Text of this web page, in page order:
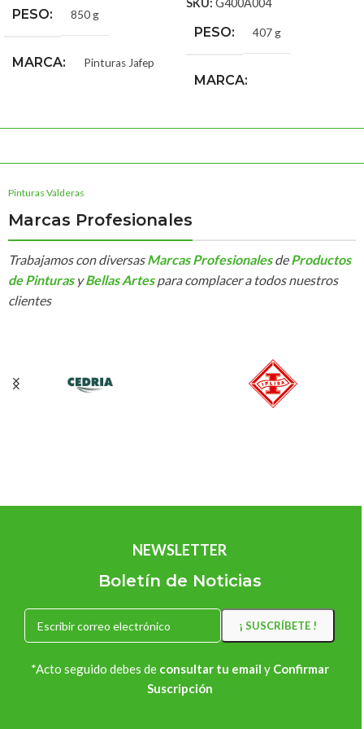
PESO 850 g
MARCA Pinturas Jafep
SKU: G400A004
PESO 407 g
MARCA
Pinturas Valderas
Marcas Profesionales
Trabajamos con diversasMarcas Profesionales deProductos
de Pinturas yBellas Artespara complacer a todos nuestros
clientes
NEWSLETTER
Boletín de Noticias
*Acto seguido debes de consultar tu email y Confirmar
Suscripción